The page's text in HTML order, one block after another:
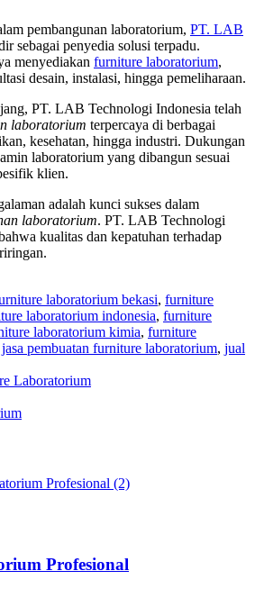
pembangunan laboratorium, PT. LAB
sebagai penyedia solusi terpadu.
menyediakan furniture laboratorium,
desain, instalasi, hingga pemeliharaan.
PT. LAB Technologi Indonesia telah
laboratorium terpercaya di berbagai
kesehatan, hingga industri. Dukungan
laboratorium yang dibangun sesuai
klien.
adalah kunci sukses dalam
laboratorium. PT. LAB Technologi
kualitas dan kepatuhan terhadap
laboratorium bekasi, furniture
laboratorium indonesia, furniture
laboratorium kimia, furniture
jasa pembuatan furniture laboratorium, jual
Laboratorium
Profesional